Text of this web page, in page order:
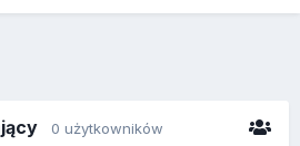
0 użytkowników